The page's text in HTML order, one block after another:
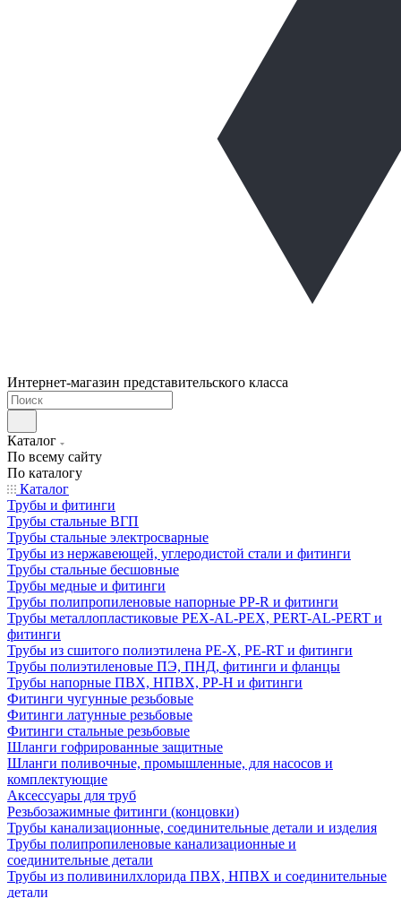
Интернет-магазин представительского класса
Каталог
По всему сайту
По каталогу
Каталог
Трубы и фитинги
Трубы стальные ВГП
Трубы стальные электросварные
Трубы из нержавеющей, углеродистой стали и фитинги
Трубы стальные бесшовные
Трубы медные и фитинги
Трубы полипропиленовые напорные PP-R и фитинги
Трубы металлопластиковые PEX-AL-PEX, PERT-AL-PERT и
фитинги
Трубы из сшитого полиэтилена PE-X, PE-RT и фитинги
Трубы полиэтиленовые ПЭ, ПНД, фитинги и фланцы
Трубы напорные ПВХ, НПВХ, PP-H и фитинги
Фитинги чугунные резьбовые
Фитинги латунные резьбовые
Фитинги стальные резьбовые
Шланги гофрированные защитные
Шланги поливочные, промышленные, для насосов и
комплектующие
Аксессуары для труб
Резьбозажимные фитинги (концовки)
Трубы канализационные, соединительные детали и изделия
Трубы полипропиленовые канализационные и
соединительные детали
Трубы из поливинилхлорида ПВХ, НПВХ и соединительные
детали